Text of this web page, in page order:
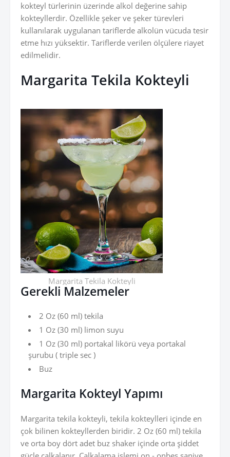
kokteyl türlerinin üzerinde alkol değerine sahip
kokteyllerdir. Özellikle şeker ve şeker türevleri
kullanılarak uygulanan tariflerde alkolün vücuda tesir
etme hızı yüksektir. Tariflerde verilen ölçülere riayet
edilmelidir.
Margarita Tekila Kokteyli
Margarita Tekila Kokteyli
Gerekli Malzemeler
2 Oz (60 ml) tekila
1 Oz (30 ml) limon suyu
1 Oz (30 ml) portakal likörü veya portakal
şurubu ( triple sec )
Buz
Margarita Kokteyl Yapımı
Margarita tekila kokteyli, tekila kokteylleri içinde en
çok bilinen kokteyllerden biridir. 2 Oz (60 ml) tekila
ve orta boy dört adet buz shaker içinde orta şiddet